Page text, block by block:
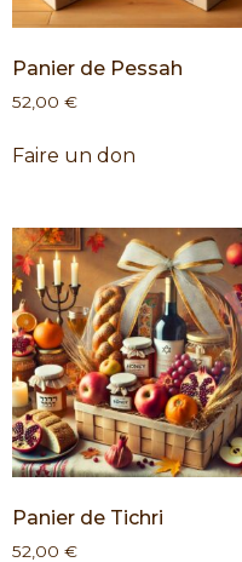
Panier de Pessah
52,00 €
Faire un don
Panier de Tichri
52,00 €